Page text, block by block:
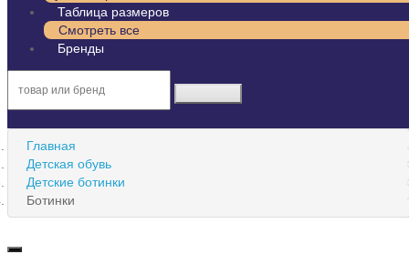
Таблица размеров
Смотреть все
Бренды
Главная
Детская обувь
Детские ботинки
Ботинки